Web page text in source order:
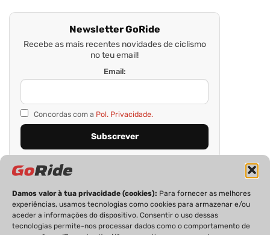
Damos valor à tua privacidade (cookies): Para fornecer as melhores
experiências, usamos tecnologias como cookies para armazenar e/ou
aceder a informações do dispositivo. Consentir o uso dessas
tecnologias permite-nos processar dados como o comportamento de
Newsletter GoRide
Recebe as mais recentes novidades de ciclismo
no teu email!
Email:
Concordas com a Pol. Privacidade.